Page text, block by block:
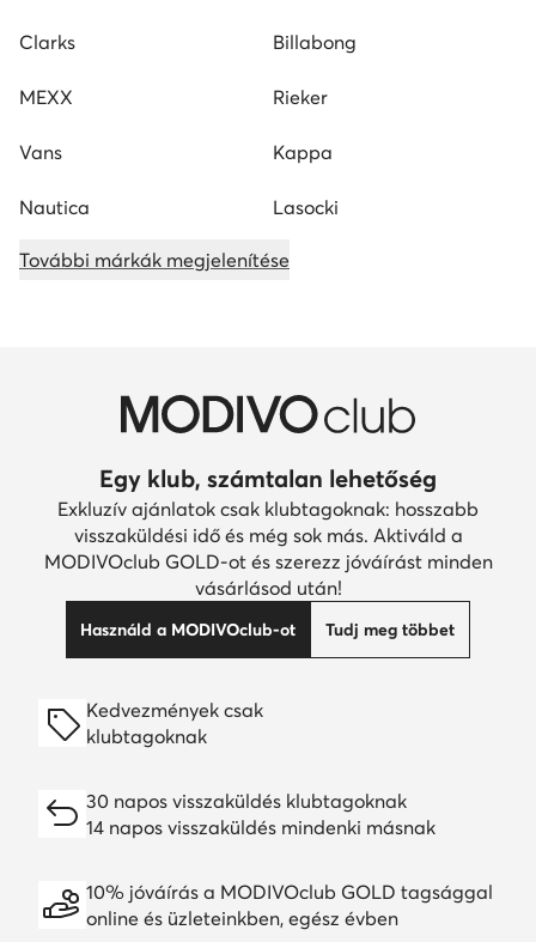
Clarks Billabong
MEXX Rieker
Vans Kappa
Nautica Lasocki
További márkák megjelenítése
Egy klub, számtalan lehetőség
Exkluzív ajánlatok csak klubtagoknak: hosszabb
visszaküldési idő és még sok más. Aktiváld a
MODIVOclub GOLD-ot és szerezz jóváírást minden
vásárlásod után!
Használd a MODIVOclub-ot Tudj meg többet
Kedvezmények csak
klubtagoknak
30 napos visszaküldés klubtagoknak
14 napos visszaküldés mindenki másnak
10% jóváírás a MODIVOclub GOLD tagsággal
online és üzleteinkben, egész évben